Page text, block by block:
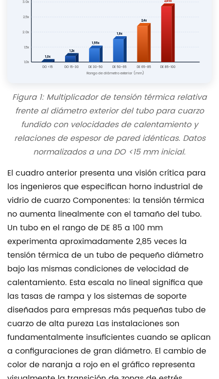
de
cuarzo
Yancheng
Co.,
Ltd.
9
Preguntas
frecuentes
1,0x
1,5x
2.0x
2,5x
3.0x
1,0x
DO <15
1,2x
DO 15-30
1,55x
DE 30-50
1,9x
DE 50-65
2,4x
DE 65-85
2,85x
DE 85-100
Rango de diámetro exterior (mm)
Figura 1: Multiplicador de tensión térmica relativa
frente al diámetro exterior del tubo para cuarzo
fundido con velocidades de calentamiento y
relaciones de espesor de pared idénticas. Datos
normalizados a una DO <15 mm inicial.
El cuadro anterior presenta una visión crítica para
los ingenieros que especifican horno industrial de
vidrio de cuarzoComponentes: la tensión térmica
no aumenta linealmente con el tamaño del tubo.
Un tubo en el rango de DE 85 a 100 mm
experimenta aproximadamente 2,85 veces la
tensión térmica de un tubo de pequeño diámetro
bajo las mismas condiciones de velocidad de
calentamiento. Esta escala no lineal significa que
las tasas de rampa y los sistemas de soporte
diseñados para empresas más pequeñastubo de
cuarzo de alta pureza Las instalaciones son
fundamentalmente insuficientes cuando se aplican
a configuraciones de gran diámetro. El cambio de
color de naranja a rojo en el gráfico representa